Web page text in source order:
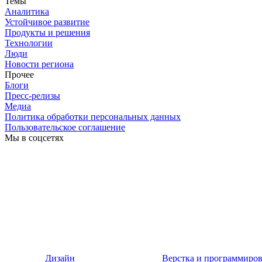
Аналитика
Устойчивое развитие
Продукты и решения
Технологии
Люди
Новости региона
Прочее
Блоги
Пресс-релизы
Медиа
Политика обработки персональных данных
Пользовательское соглашение
Мы в соцсетях
Дизайн Верстка и